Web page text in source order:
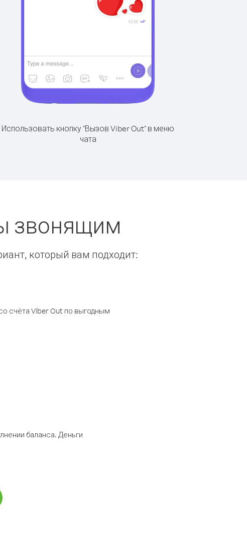
Использовать кнопку "Вызов Viber Out" в меню
чата
звонящим
который вам подходит:
счёта Viber Out по выгодным
баланса. Деньги